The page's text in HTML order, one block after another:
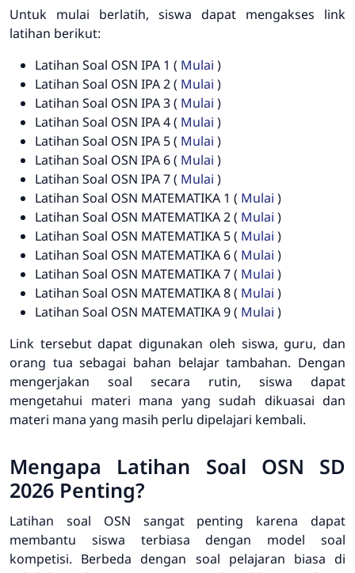
Untuk mulai berlatih, siswa dapat mengakses link
latihan berikut:
Latihan Soal OSN IPA 1 ( Mulai )
Latihan Soal OSN IPA 2 ( Mulai )
Latihan Soal OSN IPA 3 ( Mulai )
Latihan Soal OSN IPA 4 ( Mulai )
Latihan Soal OSN IPA 5 ( Mulai )
Latihan Soal OSN IPA 6 ( Mulai )
Latihan Soal OSN IPA 7 ( Mulai )
Latihan Soal OSN MATEMATIKA 1 ( Mulai )
Latihan Soal OSN MATEMATIKA 2 ( Mulai )
Latihan Soal OSN MATEMATIKA 5 ( Mulai )
Latihan Soal OSN MATEMATIKA 6 ( Mulai )
Latihan Soal OSN MATEMATIKA 7 ( Mulai )
Latihan Soal OSN MATEMATIKA 8 ( Mulai )
Latihan Soal OSN MATEMATIKA 9 ( Mulai )
Link tersebut dapat digunakan oleh siswa, guru, dan
orang tua sebagai bahan belajar tambahan. Dengan
mengerjakan soal secara rutin, siswa dapat
mengetahui materi mana yang sudah dikuasai dan
materi mana yang masih perlu dipelajari kembali.
Mengapa Latihan Soal OSN SD
2026 Penting?
Latihan soal OSN sangat penting karena dapat
membantu siswa terbiasa dengan model soal
kompetisi. Berbeda dengan soal pelajaran biasa di